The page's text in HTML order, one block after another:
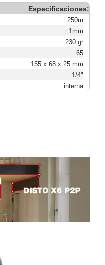
Especificaciones:
250m
± 1mm
230 gr
65
155 x 68 x 25 mm
1/4"
interna